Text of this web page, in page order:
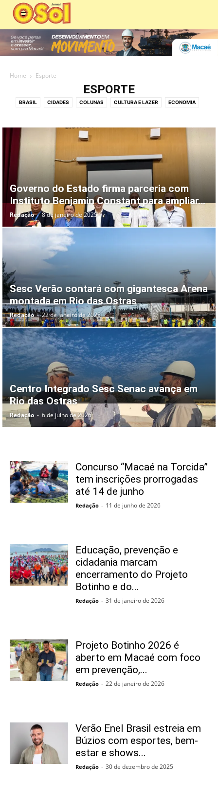
Home Esporte
ESPORTE
BRASIL CIDADES COLUNAS CULTURA E LAZER ECONOMIA
EMPREGO ESPORTE
MOBILIDADE URBANA
PATROCINADO POLICIAL POLÍTICA SAÚDE
SOCIAL TECNOLOGIA
Governo do Estado firma parceria com
Instituto Benjamin Constant para ampliar...
Redação - 8 de janeiro de 2025
Sesc Verão contará com gigantesca Arena
montada em Rio das Ostras
Redação - 22 de janeiro de 2025
Centro Integrado Sesc Senac avança em
Rio das Ostras
Redação - 6 de julho de 2026
Concurso “Macaé na Torcida”
tem inscrições prorrogadas
até 14 de junho
Redação - 11 de junho de 2026
Educação, prevenção e
cidadania marcam
encerramento do Projeto
Botinho e do...
Redação - 31 de janeiro de 2026
Projeto Botinho 2026 é
aberto em Macaé com foco
em prevenção,...
Redação - 22 de janeiro de 2026
Verão Enel Brasil estreia em
Búzios com esportes, bem-
estar e shows...
Redação - 30 de dezembro de 2025